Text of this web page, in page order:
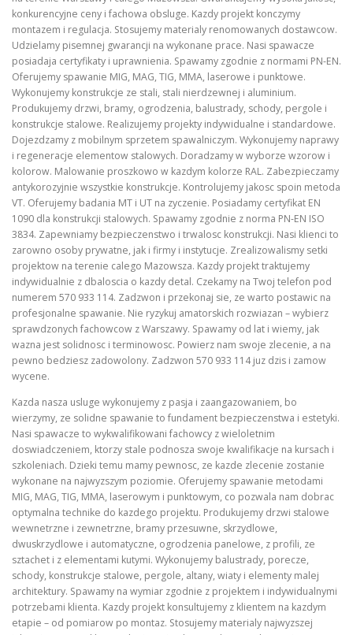
konkurencyjne ceny i fachowa obsluge. Kazdy projekt konczymy
montazem i regulacja. Stosujemy materialy renomowanych dostawcow.
Udzielamy pisemnej gwarancji na wykonane prace. Nasi spawacze
posiadaja certyfikaty i uprawnienia. Spawamy zgodnie z normami PN-EN.
Oferujemy spawanie MIG, MAG, TIG, MMA, laserowe i punktowe.
Wykonujemy konstrukcje ze stali, stali nierdzewnej i aluminium.
Produkujemy drzwi, bramy, ogrodzenia, balustrady, schody, pergole i
konstrukcje stalowe. Realizujemy projekty indywidualne i standardowe.
Dojezdzamy z mobilnym sprzetem spawalniczym. Wykonujemy naprawy
i regeneracje elementow stalowych. Doradzamy w wyborze wzorow i
kolorow. Malowanie proszkowo w kazdym kolorze RAL. Zabezpieczamy
antykorozyjnie wszystkie konstrukcje. Kontrolujemy jakosc spoin metoda
VT. Oferujemy badania MT i UT na zyczenie. Posiadamy certyfikat EN
1090 dla konstrukcji stalowych. Spawamy zgodnie z norma PN-EN ISO
3834. Zapewniamy bezpieczenstwo i trwalosc konstrukcji. Nasi klienci to
zarowno osoby prywatne, jak i firmy i instytucje. Zrealizowalismy setki
projektow na terenie calego Mazowsza. Kazdy projekt traktujemy
indywidualnie z dbaloscia o kazdy detal. Czekamy na Twoj telefon pod
numerem 570 933 114. Zadzwon i przekonaj sie, ze warto postawic na
profesjonalne spawanie. Nie ryzykuj amatorskich rozwiazan – wybierz
sprawdzonych fachowcow z Warszawy. Spawamy od lat i wiemy, jak
wazna jest solidnosc i terminowosc. Powierz nam swoje zlecenie, a na
pewno bedziesz zadowolony. Zadzwon 570 933 114 juz dzis i zamow
wycene.
Kazda nasza usluge wykonujemy z pasja i zaangazowaniem, bo
wierzymy, ze solidne spawanie to fundament bezpieczenstwa i estetyki.
Nasi spawacze to wykwalifikowani fachowcy z wieloletnim
doswiadczeniem, ktorzy stale podnosza swoje kwalifikacje na kursach i
szkoleniach. Dzieki temu mamy pewnosc, ze kazde zlecenie zostanie
wykonane na najwyzszym poziomie. Oferujemy spawanie metodami
MIG, MAG, TIG, MMA, laserowym i punktowym, co pozwala nam dobrac
optymalna technike do kazdego projektu. Produkujemy drzwi stalowe
wewnetrzne i zewnetrzne, bramy przesuwne, skrzydlowe,
dwuskrzydlowe i automatyczne, ogrodzenia panelowe, z profili, ze
sztachet i z elementami kutymi. Wykonujemy balustrady, porecze,
schody, konstrukcje stalowe, pergole, altany, wiaty i elementy malej
architektury. Spawamy na wymiar zgodnie z projektem i indywidualnymi
potrzebami klienta. Kazdy projekt konsultujemy z klientem na kazdym
etapie – od pomiarow po montaz. Stosujemy materialy najwyzszej